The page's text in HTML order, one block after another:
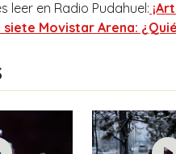
leer en Radio Pudahuel:
Movistar Arena: